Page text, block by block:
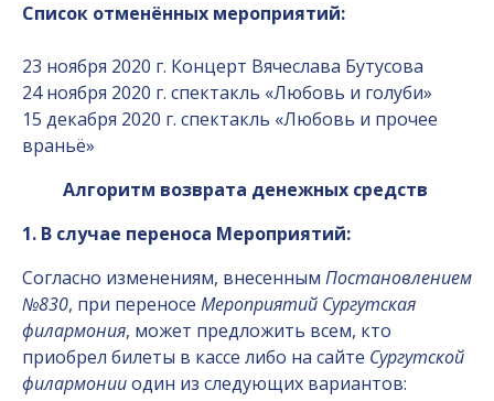
Список отменённых мероприятий:
23 ноября 2020 г. Концерт Вячеслава Бутусова
24 ноября 2020 г. спектакль «Любовь и голуби»
15 декабря 2020 г. спектакль «Любовь и прочее
враньё»
Алгоритм возврата денежных средств
1. В случае переноса Мероприятий:
Согласно изменениям, внесенным Постановлением
№830, при переносе Мероприятий Сургутская
филармония, может предложить всем, кто
приобрел билеты в кассе либо на сайте Сургутской
филармонииодин из следующих вариантов: